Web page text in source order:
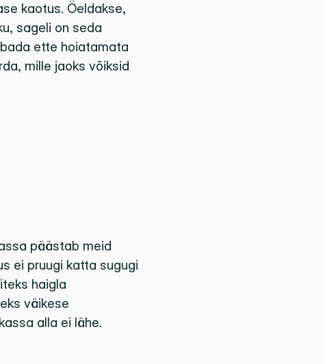
kaotus. Öeldakse,
sageli on seda
ette hoiatamata
mille jaoks võiksid
päästab meid
ei pruugi katta sugugi
haigla
väikese
alla ei lähe.